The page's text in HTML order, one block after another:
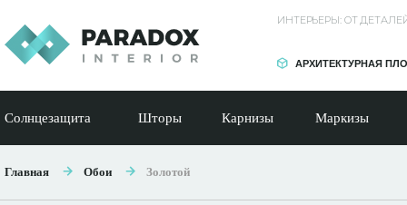
ИНТЕРЬЕРЫ: ОТ
АРХИТЕКТУРНАЯ
Солнцезащита Шторы Карнизы Маркизы
Главная Обои Золотой